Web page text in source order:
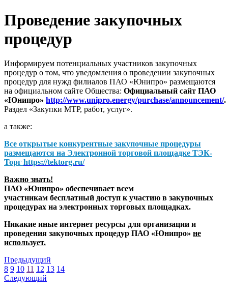
Проведение закупочных
процедур
Информируем потенциальных участников закупочных
процедур о том, что уведомления о проведении закупочных
процедур для нужд филиалов ПАО «Юнипро» размещаются
на официальном сайте Общества: Официальный сайт ПАО
«Юнипро» http://www.unipro.energy/purchase/announcement/.
Раздел «Закупки МТР, работ, услуг».
а также:
Все открытые конкурентные закупочные процедуры
размещаются на Электронной торговой площадке ТЭК-
Торг https://tektorg.ru/
Важно знать!
ПАО «Юнипро» обеспечивает всем
участникам бесплатный доступ к участию в закупочных
процедурах на электронных торговых площадках.
Никакие иные интернет ресурсы для организации и
проведения закупочных процедур ПАО «Юнипро» не
использует.
Предыдущий
8 9 10 11 12 13 14
Следующий